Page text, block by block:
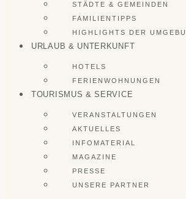
STÄDTE & GEMEINDEN
FAMILIENTIPPS
HIGHLIGHTS DER
URLAUB & UNTERKUNFT
HOTELS
FERIENWOHNUNGEN
TOURISMUS & SERVICE
VERANSTALTUNGEN
AKTUELLES
INFOMATERIAL
MAGAZINE
PRESSE
UNSERE PARTNER